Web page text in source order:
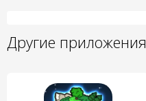
Другие приложения